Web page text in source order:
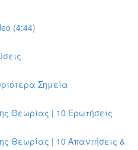
(4:44)
Σημεία
Θεωρίας | 10 Ερωτήσεις
Θεωρίας | 10 Απαντήσεις &